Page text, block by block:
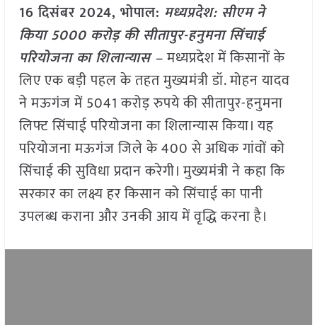
16 दिसंबर 2024, भोपाल: मध्यप्रदेश: सीएम ने
किया 5000 करोड़ की सीतापुर-हनुमना सिंचाई
परियोजना का शिलान्यास –मध्यप्रदेश में किसानों के
लिए एक बड़ी पहल के तहत मुख्यमंत्री डॉ. मोहन यादव
ने मऊगंज में 5041 करोड़ रुपये की सीतापुर-हनुमना
लिफ्ट सिंचाई परियोजना का शिलान्यास किया। यह
परियोजना मऊगंज जिले के 400 से अधिक गांवों को
सिंचाई की सुविधा प्रदान करेगी। मुख्यमंत्री ने कहा कि
सरकार का लक्ष्य हर किसान को सिंचाई का पानी
उपलब्ध कराना और उनकी आय में वृद्धि करना है।